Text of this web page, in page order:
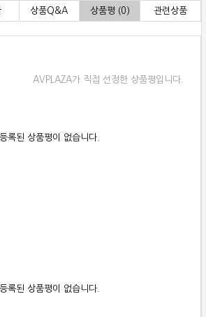
상품Q&A 상품평 (0) 관련상품
AVPLAZA가 직접 선정한 상품평입니다.
등록된 상품평이 없습니다.
등록된 상품평이 없습니다.